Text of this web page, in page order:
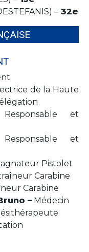
– 32e
de la Haute
Responsable et
Responsable et
Pistolet
Carabine
Carabine
– Médecin